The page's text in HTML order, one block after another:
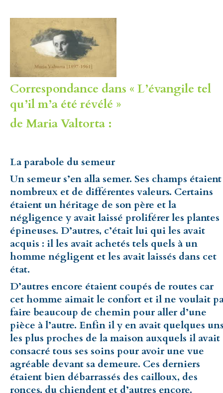
Correspondance dans « L’évangile tel
qu’il m’a été révélé »
de Maria Valtorta :
La parabole du semeur
Un semeur s’en alla semer. Ses champs étaient
nombreux et de différentes valeurs. Certains
étaient un héritage de son père et la
négligence y avait laissé proliférer les plantes
épineuses. D’autres, c’était lui qui les avait
acquis : il les avait achetés tels quels à un
homme négligent et les avait laissés dans cet
état.
D’autres encore étaient coupés de routes car
cet homme aimait le confort et il ne voulait
faire beaucoup de chemin pour aller d’une
pièce à l’autre. Enfin il y en avait quelques
les plus proches de la maison auxquels il avait
consacré tous ses soins pour avoir une vue
agréable devant sa demeure. Ces derniers
étaient bien débarrassés des cailloux, des
ronces, du chiendent et d’autres encore.